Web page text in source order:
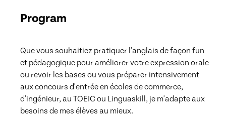
Program
Que vous souhaitiez pratiquer l'anglais de façon fun
et pédagogique pour améliorer votre expression orale
ou revoir les bases ou vous préparer intensivement
aux concours d'entrée en écoles de commerce,
d'ingénieur, au TOEIC ou Linguaskill, je m'adapte aux
besoins de mes élèves au mieux.